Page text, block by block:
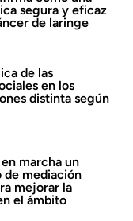
segura y eficaz
de laringe
de las
en los
distinta según
marcha un
mediación
mejorar la
el ámbito